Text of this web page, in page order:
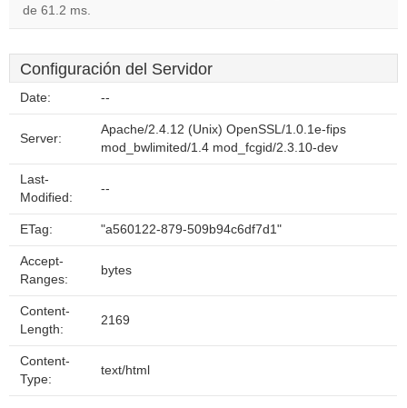
de 61.2 ms.
Configuración del Servidor
Date: --
Server:
Apache/2.4.12 (Unix) OpenSSL/1.0.1e-fips
mod_bwlimited/1.4 mod_fcgid/2.3.10-dev
Last-
Modified:
--
ETag: "a560122-879-509b94c6df7d1"
Accept-
Ranges:
bytes
Content-
Length:
2169
Content-
Type:
text/html